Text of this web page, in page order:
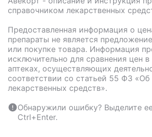
справочником лекарственных
Предоставленная информация о
препараты не является
или покупке товара. Информация
исключительно для сравнения цен
аптеках, осуществляющих
соответствии со статьей 55 ФЗ
лекарственных средств».
Обнаружили ошибку? Выделите
Ctrl+Enter.